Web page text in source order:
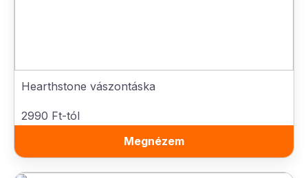
Hearthstone vászontáska
2990 Ft-tól
Megnézem